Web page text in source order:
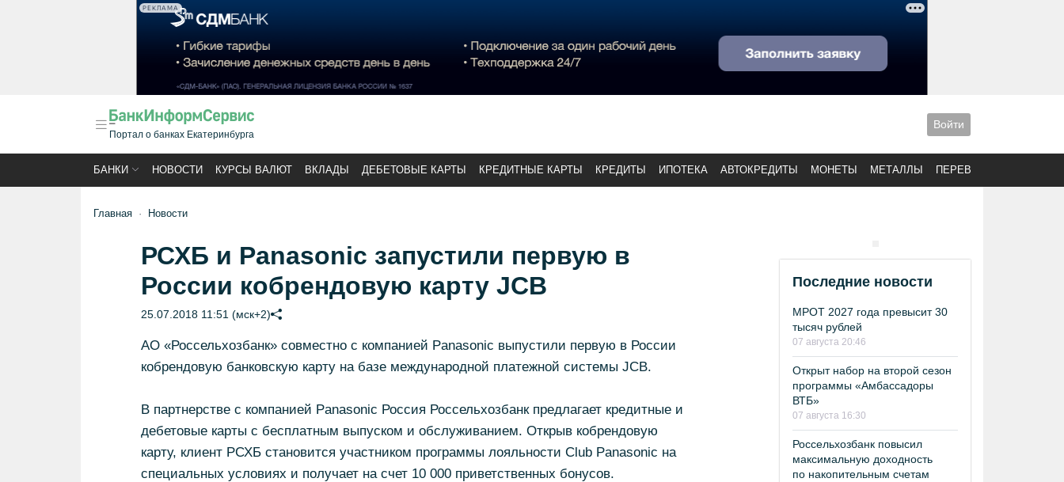
РЕКЛАМА
Портал о банках Екатеринбурга
Войти
БАНКИ НОВОСТИ КУРСЫ ВАЛЮТ ВКЛАДЫ ДЕБЕТОВЫЕ КАРТЫ КРЕДИТНЫЕ КАРТЫ КРЕДИТЫ ИПОТЕКА АВТОКРЕДИТЫ МОНЕТЫ МЕТАЛЛЫ ПЕРЕВОДЫ
Главная Новости
РСХБ и Panasonic запустили первую в
России кобрендовую карту JCB
25.07.2018 11:51 (мск+2)
АО «Россельхозбанк» совместно с компанией Panasonic выпустили первую в России
кобрендовую банковскую карту на базе международной платежной системы JCB.
В партнерстве с компанией Panasonic Россия Россельхозбанк предлагает кредитные и
дебетовые карты с бесплатным выпуском и обслуживанием. Открыв кобрендовую
карту, клиент РСХБ становится участником программы лояльности Club Panasonic на
специальных условиях и получает на счет 10 000 приветственных бонусов.
Последние новости
МРОТ 2027 года превысит 30
тысяч рублей
07 августа 20:46
Открыт набор на второй сезон
программы «Амбассадоры
ВТБ»
07 августа 16:30
Россельхозбанк повысил
максимальную доходность
по накопительным счетам